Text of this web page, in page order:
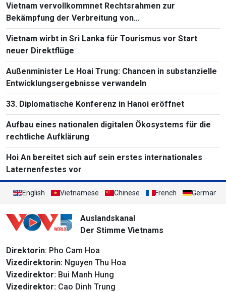
Vietnam vervollkommnet Rechtsrahmen zur
Bekämpfung der Verbreitung von
Massenvernichtungswaffen
Vietnam wirbt in Sri Lanka für Tourismus vor Start
neuer Direktflüge
Außenminister Le Hoai Trung: Chancen in substanzielle
Entwicklungsergebnisse verwandeln
33. Diplomatische Konferenz in Hanoi eröffnet
Aufbau eines nationalen digitalen Ökosystems für die
rechtliche Aufklärung
Hoi An bereitet sich auf sein erstes internationales
Laternenfestes vor
English Vietnamese Chinese French German
Auslandskanal
Der Stimme Vietnams
Direktorin: Pho Cam Hoa
Vizedirektorin: Nguyen Thu Hoa
Vizedirektor: Bui Manh Hung
Vizedirektor: Cao Dinh Trung